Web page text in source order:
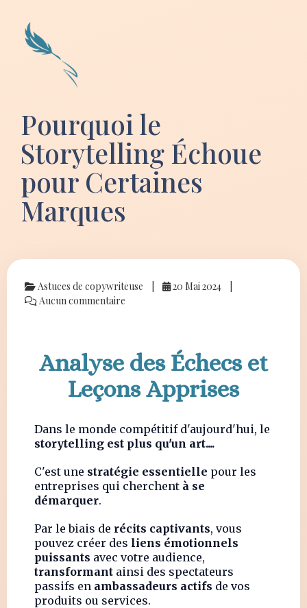
Pourquoi le
Storytelling Échoue
pour Certaines
Marques
Astuces de copywriteuse
20 Mai 2024
Aucun commentaire
Analyse des Échecs et
Leçons Apprises
Dans le monde compétitif d'aujourd'hui, le
storytelling est plus qu'un art....
C'est une stratégie essentielle pour les
entreprises qui cherchent à se
démarquer.
Par le biais de récits captivants, vous
pouvez créer des liens émotionnels
puissants avec votre audience,
transformant ainsi des spectateurs
passifs en ambassadeurs actifs de vos
produits ou services.